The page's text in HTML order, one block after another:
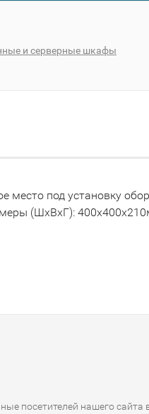
и серверные шкафы
место под установку
(ШхВхГ):
посетителей нашего сайта